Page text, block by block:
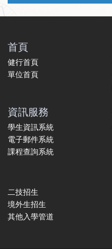
首頁
健行首頁
單位首頁
資訊服務
學生資訊系統
電子郵件系統
課程查詢系統
二技招生
境外生招生
其他入學管道